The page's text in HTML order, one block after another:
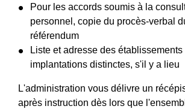
Pour les accords soumis à la
personnel, copie du procès-verbal
référendum
Liste et adresse des
implantations distinctes, s'il y a lieu
L'administration vous délivre un
après instruction dès lors que